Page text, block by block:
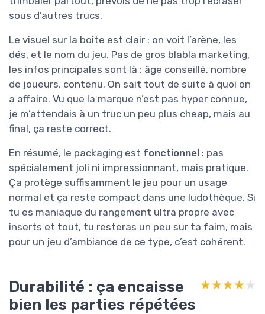
sous d’autres trucs.
Le visuel sur la boîte est clair : on voit l’arène, les
dés, et le nom du jeu. Pas de gros blabla marketing,
les infos principales sont là : âge conseillé, nombre
de joueurs, contenu. On sait tout de suite à quoi on
a affaire. Vu que la marque n’est pas hyper connue,
je m’attendais à un truc un peu plus cheap, mais au
final, ça reste correct.
En résumé, le packaging est fonctionnel : pas
spécialement joli ni impressionnant, mais pratique.
Ça protège suffisamment le jeu pour un usage
normal et ça reste compact dans une ludothèque. Si
tu es maniaque du rangement ultra propre avec
inserts et tout, tu resteras un peu sur ta faim, mais
pour un jeu d’ambiance de ce type, c’est cohérent.
Durabilité : ça encaisse
bien les parties répétées
★★★★★
★★★★★